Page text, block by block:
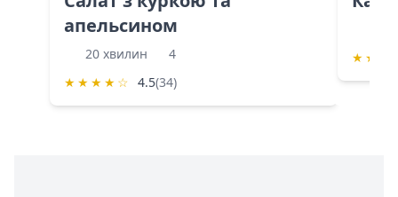
апельсином
20 хвилин
4
★ ★ ★ ★ ☆ 4.5(34)
★ ★